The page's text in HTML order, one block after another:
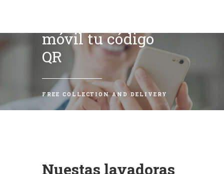
móvil tu código
QR
FREE COLLECTION AND DELIVERY
Nuestas lavadoras